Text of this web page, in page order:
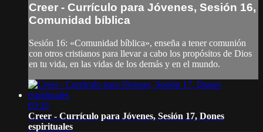
Creer - Currículo para Jóvenes, Sesión 16,
Comunidad bíblica
Sesión 16: «Comunidad bíblica», enseña a tener comunión
con otros cristianos para llevar a cabo los propósitos de Dios
en tu vida, en las vidas de los demás y en el mundo.
03:35
Creer - Currículo para Jóvenes, Sesión 17, Dones
espirituales